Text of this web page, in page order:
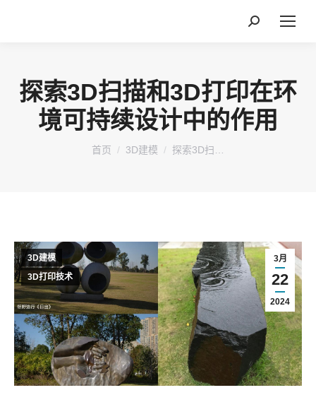
搜
探索3D扫描和3D打印在环
境可持续设计中的作用
您在这里：
首页 3D建模 探索3D扫…
3月
22
2024
3D建模
3D打印技术